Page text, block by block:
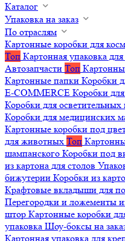
Каталог
Упаковка на заказ
По отраслям
Картонные коробки для
Топ Картонная упаковка
Автозапчасти Топ
Картонные папки Коробки
E-COMMERCE Коробки
Коробки для осветительных
Коробки для медицинских
Картонные коробки под
для животных Топ
шампанского Коробки под
из картона для столов
бижутерии Коробки из
Крафтовые вкладыши для
Перегородки и ложементы
штор Картонные коробки
упаковка Шоу-боксы на
Картонная упаковка для